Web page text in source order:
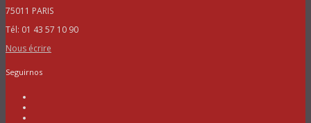
75011 PARIS
Tél: 01 43 57 10 90
Nous écrire
Seguirnos